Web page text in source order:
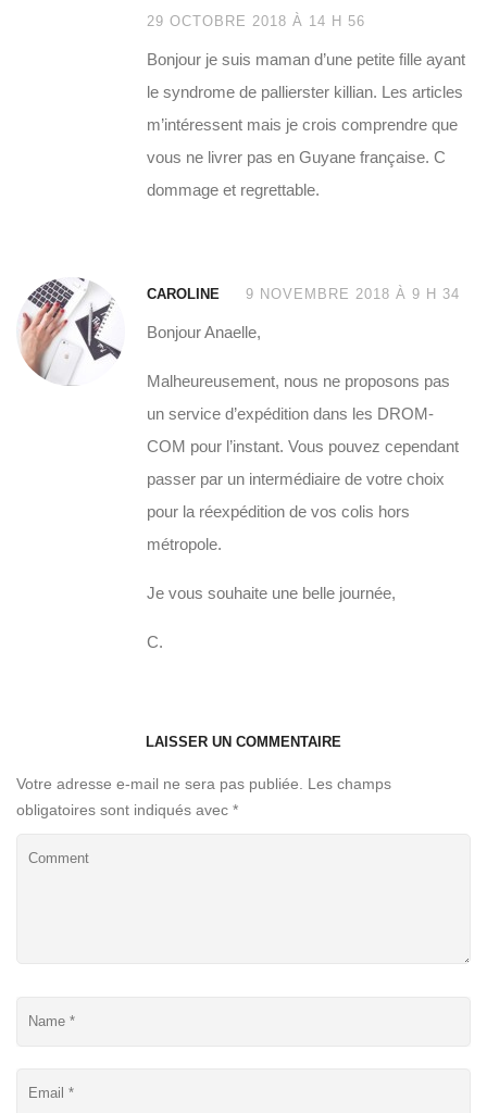
29 OCTOBRE 2018 À 14 H 56
Bonjour je suis maman d’une petite fille ayant
le syndrome de pallierster killian. Les articles
m’intéressent mais je crois comprendre que
vous ne livrer pas en Guyane française. C
dommage et regrettable.
CAROLINE 9 NOVEMBRE 2018 À 9 H 34
Bonjour Anaelle,
Malheureusement, nous ne proposons pas
un service d’expédition dans les DROM-
COM pour l’instant. Vous pouvez cependant
passer par un intermédiaire de votre choix
pour la réexpédition de vos colis hors
métropole.
Je vous souhaite une belle journée,
C.
LAISSER UN COMMENTAIRE
Votre adresse e-mail ne sera pas publiée.
Les champs
obligatoires sont indiqués avec *